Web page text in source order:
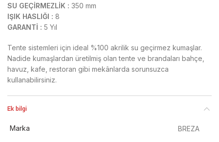
SU GEÇİRMEZLİK : 350 mm
IŞIK HASLIĞI : 8
GARANTİ : 5 Yıl
Tente sistemleri için ideal %100 akrilik su geçirmez kumaşlar.
Nadide kumaşlardan üretilmiş olan tente ve brandaları bahçe,
havuz, kafe, restoran gibi mekânlarda sorunsuzca
kullanabilirsiniz.
Ek bilgi
Marka BREZA